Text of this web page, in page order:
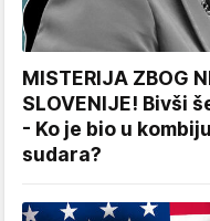
MISTERIJA ZBOG
SLOVENIJE! Bivši
- Ko je bio u
sudara?